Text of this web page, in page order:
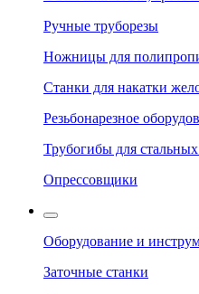
Ручные труборезы
Ножницы для
Станки для накатки
Резьбонарезное
Трубогибы для
Опрессовщики
Оборудование и
Заточные станки